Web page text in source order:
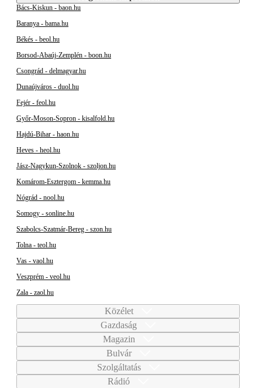
Bács-Kiskun - baon.hu
Baranya - bama.hu
Békés - beol.hu
Borsod-Abaúj-Zemplén - boon.hu
Csongrád - delmagyar.hu
Dunaújváros - duol.hu
Fejér - feol.hu
Győr-Moson-Sopron - kisalfold.hu
Hajdú-Bihar - haon.hu
Heves - heol.hu
Jász-Nagykun-Szolnok - szoljon.hu
Komárom-Esztergom - kemma.hu
Nógrád - nool.hu
Somogy - sonline.hu
Szabolcs-Szatmár-Bereg - szon.hu
Tolna - teol.hu
Vas - vaol.hu
Veszprém - veol.hu
Zala - zaol.hu
Közélet
Gazdaság
Magazin
Bulvár
Szolgáltatás
Rádió